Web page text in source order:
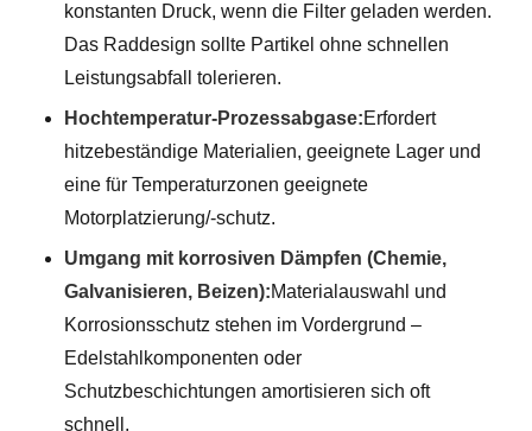
konstanten Druck, wenn die Filter geladen werden.
Das Raddesign sollte Partikel ohne schnellen
Leistungsabfall tolerieren.
Hochtemperatur-Prozessabgase:Erfordert
hitzebeständige Materialien, geeignete Lager und
eine für Temperaturzonen geeignete
Motorplatzierung/-schutz.
Umgang mit korrosiven Dämpfen (Chemie,
Galvanisieren, Beizen):Materialauswahl und
Korrosionsschutz stehen im Vordergrund –
Edelstahlkomponenten oder
Schutzbeschichtungen amortisieren sich oft
schnell.